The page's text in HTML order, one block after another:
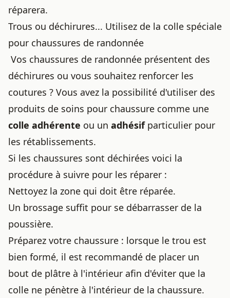
réparera.
Trous ou déchirures... Utilisez de la colle spéciale
pour chaussures de randonnée
Vos chaussures de randonnée présentent des
déchirures ou vous souhaitez renforcer les
coutures ? Vous avez la possibilité d'utiliser des
produits de soins pour chaussure comme une
colle adhérente ou un adhésif particulier pour
les rétablissements.
Si les chaussures sont déchirées voici la
procédure à suivre pour les réparer :
Nettoyez la zone qui doit être réparée.
Un brossage suffit pour se débarrasser de la
poussière.
Préparez votre chaussure : lorsque le trou est
bien formé, il est recommandé de placer un
bout de plâtre à l'intérieur afin d'éviter que la
colle ne pénètre à l'intérieur de la chaussure.